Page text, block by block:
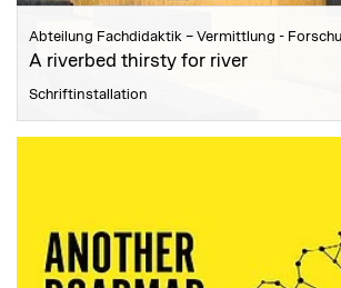
Abteilung Fachdidaktik – Vermittlung -
A riverbed thirsty for river
Schriftinstallation